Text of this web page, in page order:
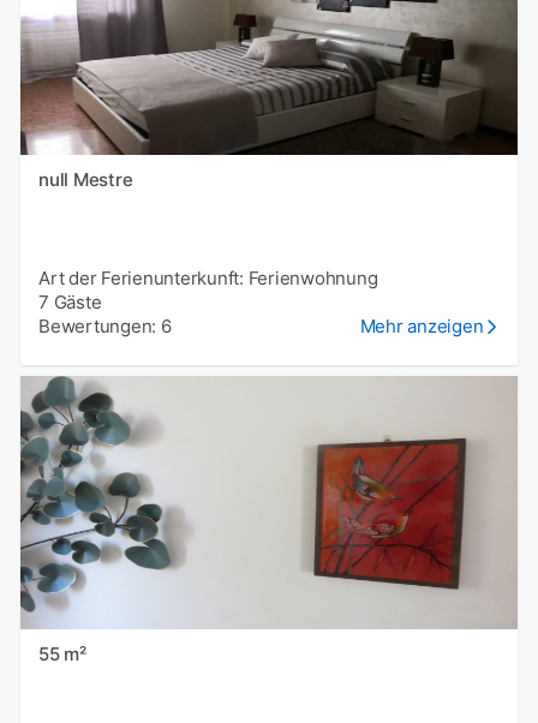
null Mestre
Art der Ferienunterkunft: Ferienwohnung
7 Gäste
Bewertungen: 6
Mehr anzeigen
55 m²